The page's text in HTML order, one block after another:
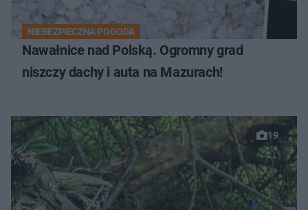
NIEBEZPIECZNA POGODA
Nawałnice nad Polską. Ogromny grad
niszczy dachy i auta na Mazurach!
19